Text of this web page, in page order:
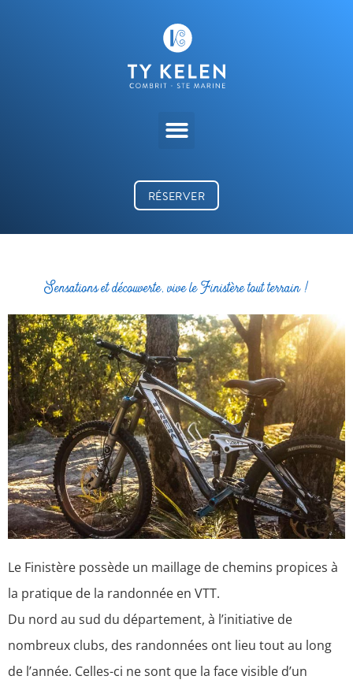
RÉSERVER
Sensations et découverte, vive le Finistère tout terrain !
Le Finistère possède un maillage de chemins propices à
la pratique de la randonnée en VTT.
Du nord au sud du département, à l’initiative de
nombreux clubs, des randonnées ont lieu tout au long
de l’année. Celles-ci ne sont que la face visible d’un